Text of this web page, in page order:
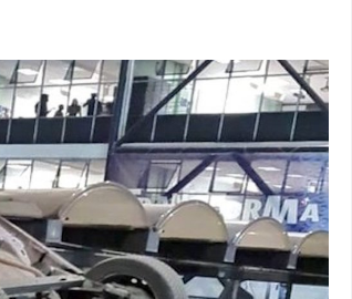
Investigan a sujeto que dio
cerveza a un caballo en Puebla
julio 27, 2026